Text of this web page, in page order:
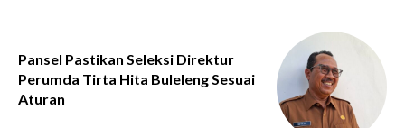
Pansel Pastikan Seleksi Direktur
Perumda Tirta Hita Buleleng Sesuai
Aturan